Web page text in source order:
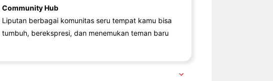
Community Hub
Liputan berbagai komunitas seru tempat kamu bisa
tumbuh, berekspresi, dan menemukan teman baru